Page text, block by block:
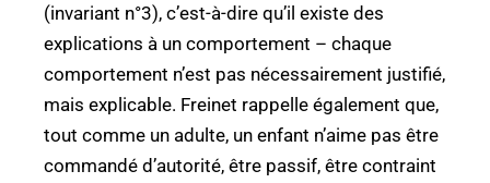
(invariant n°3), c’est-à-dire qu’il existe des
explications à un comportement – chaque
comportement n’est pas nécessairement justifié,
mais explicable. Freinet rappelle également que,
tout comme un adulte, un enfant n’aime pas être
commandé d’autorité, être passif, être contraint